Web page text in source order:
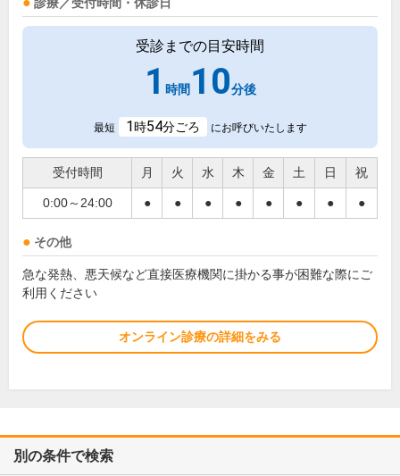
診療／受付時間・休診日
受診までの目安時間
1 時間10分後
最短 1時54分ごろ にお呼びいたします
受付時間 月 火 水 木 金 土 日 祝
0:00～24:00 ● ● ● ● ● ● ● ●
その他
急な発熱、悪天候など直接医療機関に掛かる事が困難な際にご
利用ください
オンライン診療の詳細をみる
別の条件で検索